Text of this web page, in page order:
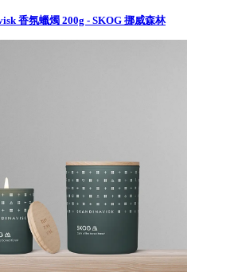
香氛蠟燭 200g - SKOG 挪威森林